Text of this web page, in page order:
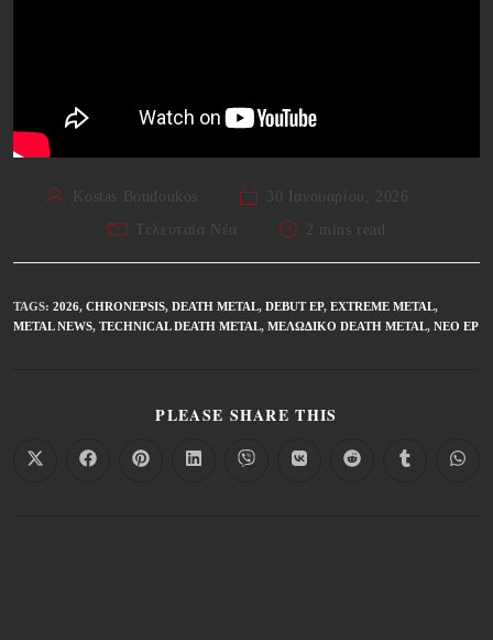
Kostas Boudoukos
30 Ιανουαρίου, 2026
Τελευταία Νέα
2 mins read
TAGS: 2026, CHRONEPSIS, DEATH METAL, DEBUT EP, EXTREME METAL,
METAL NEWS, TECHNICAL DEATH METAL, ΜΕΛΩΔΙΚΌ DEATH METAL, ΝΈΟ EP
PLEASE SHARE THIS